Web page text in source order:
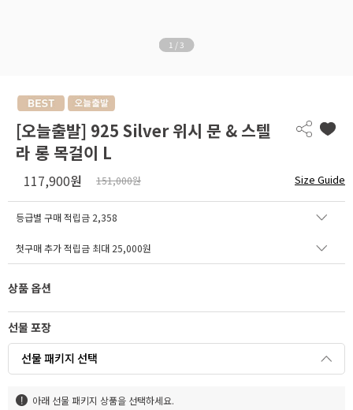
1 / 3
[오늘출발] 925 Silver 위시 문 & 스텔
라 롱 목걸이 L
117,900원 151,000원 Size Guide
등급별 구매 적립금 2,358
첫구매 추가 적립금 최대 25,000원
상품 옵션
선물 포장
선물 패키지 선택
아래 선물 패키지 상품을 선택하세요.